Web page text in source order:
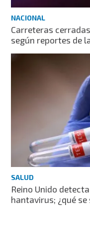
NACIONAL
Carreteras
según reportes de
SALUD
Reino Unido
hantavirus; ¿qué